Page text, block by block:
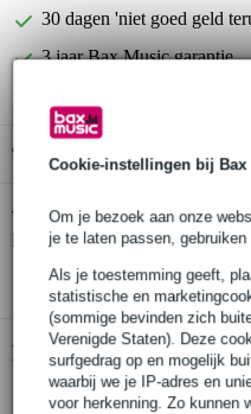
Cookie-instellingen bij Bax
Om je bezoek aan onze
je te laten passen,
Als je toestemming geeft,
statistische en
(sommige bevinden zich
Verenigde Staten). Deze
surfgedrag op en mogelijk
waarbij we je IP-adres en
voor herkenning. Zo kunnen
30 dagen 'niet goed geld
3 jaar Bax Music garantie
Twijfel je of deDunlop 741
past? Doe de check.
Productinformatie
snaarverhoger voor slide-spel